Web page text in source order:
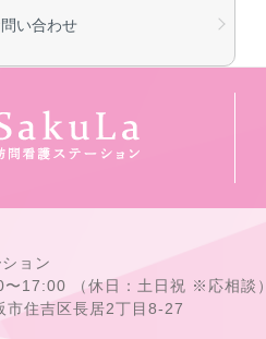
い合わせ
ョン
〜17:00 （休日：土日祝 ※応相談）
住吉区長居2丁目8-27